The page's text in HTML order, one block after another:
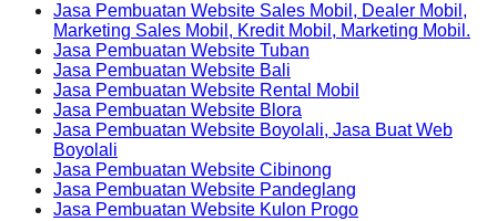
Jasa Pembuatan Website Sales Mobil, Dealer Mobil,
Marketing Sales Mobil, Kredit Mobil, Marketing Mobil.
Jasa Pembuatan Website Tuban
Jasa Pembuatan Website Bali
Jasa Pembuatan Website Rental Mobil
Jasa Pembuatan Website Blora
Jasa Pembuatan Website Boyolali, Jasa Buat Web
Boyolali
Jasa Pembuatan Website Cibinong
Jasa Pembuatan Website Pandeglang
Jasa Pembuatan Website Kulon Progo